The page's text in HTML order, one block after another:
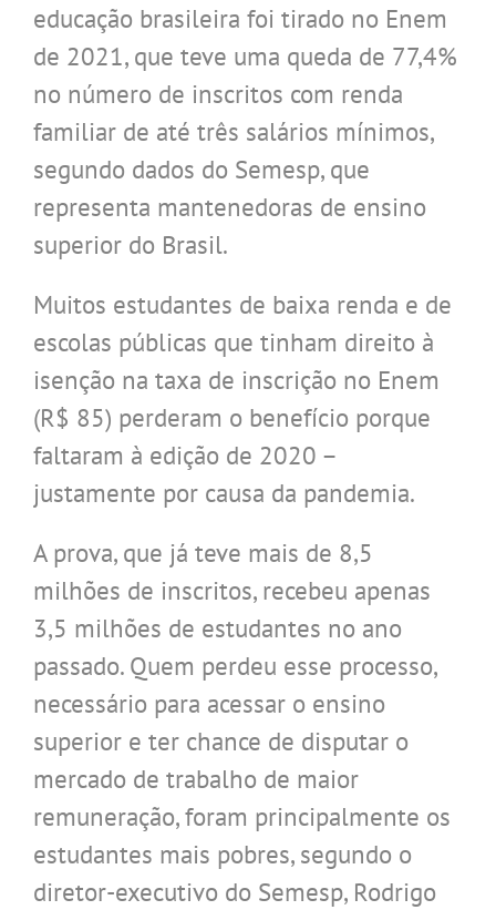
educação brasileira foi tirado no Enem
de 2021, que teve uma queda de 77,4%
no número de inscritos com renda
familiar de até três salários mínimos,
segundo dados do Semesp, que
representa mantenedoras de ensino
superior do Brasil.
Muitos estudantes de baixa renda e de
escolas públicas que tinham direito à
isenção na taxa de inscrição no Enem
(R$ 85) perderam o benefício porque
faltaram à edição de 2020 –
justamente por causa da pandemia.
A prova, que já teve mais de 8,5
milhões de inscritos, recebeu apenas
3,5 milhões de estudantes no ano
passado. Quem perdeu esse processo,
necessário para acessar o ensino
superior e ter chance de disputar o
mercado de trabalho de maior
remuneração, foram principalmente os
estudantes mais pobres, segundo o
diretor-executivo do Semesp, Rodrigo